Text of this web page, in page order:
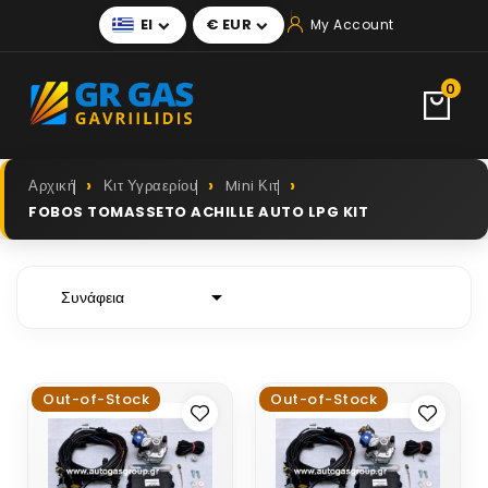
El  € EUR  My Account
0
Αρχική Κιτ Υγραερίου
Mini Κιτ
FOBOS TOMASSETO ACHILLE AUTO LPG KIT
Συνάφεια 
Out-of-Stock Out-of-Stock